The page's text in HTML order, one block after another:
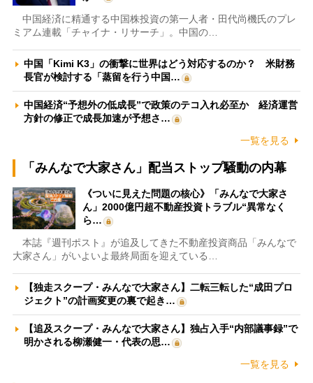
中国経済に精通する中国株投資の第一人者・田代尚機氏のプレ
ミアム連載「チャイナ・リサーチ」。中国の…
中国「Kimi K3」の衝撃に世界はどう対応するのか？ 米財務
長官が検討する「蒸留を行う中国…
中国経済“予想外の低成長”で政策のテコ入れ必至か 経済運営
方針の修正で成長加速が予想さ…
一覧を見る
「みんなで大家さん」配当ストップ騒動の内幕
《ついに見えた問題の核心》「みんなで大家さ
ん」2000億円超不動産投資トラブル“異常なく
ら…
本誌『週刊ポスト』が追及してきた不動産投資商品「みんなで
大家さん」がいよいよ最終局面を迎えている…
【独走スクープ・みんなで大家さん】二転三転した“成田プロ
ジェクト”の計画変更の裏で起き…
【追及スクープ・みんなで大家さん】独占入手“内部議事録”で
明かされる柳瀬健一・代表の思…
一覧を見る